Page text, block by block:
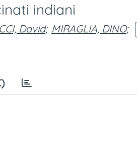
indiani
David; MIRAGLIA, DINO;